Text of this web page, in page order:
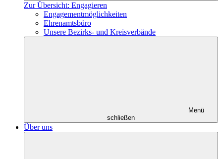
Zur Übersicht: Engagieren
Engagementmöglichkeiten
Ehrenamtsbüro
Unsere Bezirks- und Kreisverbände
Menü
schließen
Über uns